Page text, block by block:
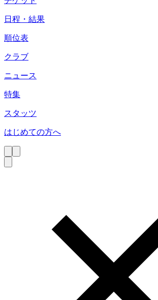
日程・結果
順位表
クラブ
ニュース
特集
スタッツ
はじめての方へ